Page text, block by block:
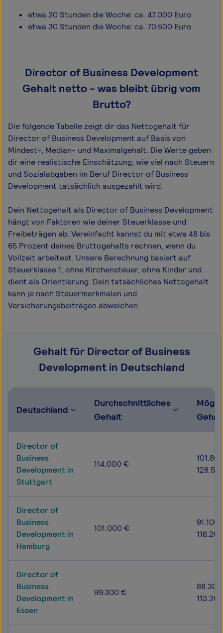
etwa 20 Stunden die Woche: ca. 47.000 Euro
etwa 30 Stunden die Woche: ca. 70.500 Euro
Director of Business Development
Gehalt netto - was bleibt übrig vom
Brutto?
Die folgende Tabelle zeigt dir das Netto­gehalt für
Director of Business Development auf Basis von
Mindest-, Median- und Maximal­gehalt. Die Werte geben
dir eine realistische Einschätzung, wie viel nach Steuern
und Sozialabgaben im Beruf Director of Business
Development tatsächlich ausgezahlt wird.
Dein Nettogehalt als Director of Business Development
hängt von Faktoren wie deiner Steuerklasse und
Freibeträgen ab. Vereinfacht kannst du mit etwa 48 bis
65 Prozent deines Bruttogehalts rechnen, wenn du
Vollzeit arbeitest. Unsere Berechnung basiert auf
Steuerklasse 1, ohne Kirchensteuer, ohne Kinder und
dient als Orientierung. Dein tatsächliches Nettogehalt
kann je nach Steuermerkmalen und
Versicherungsbeiträgen abweichen.
Gehalt für Director of Business
Development in Deutschland
Deutschland
Durchschnittliches
Gehalt
Director of
Business
Development in
Stuttgart
114.000 €
Director of
Business
Development in
Hamburg
101.000 €
91.100
Director of
Business
Development in
Essen
99.300 €